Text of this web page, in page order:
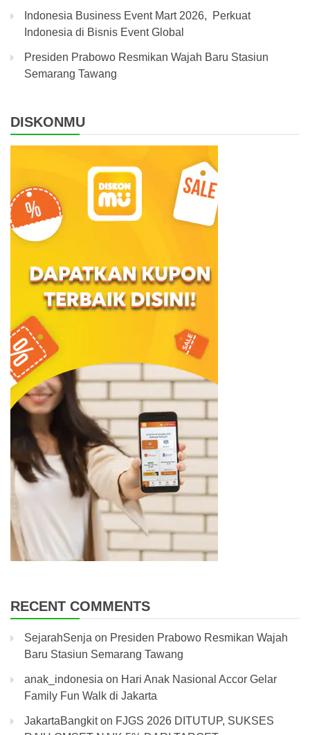
Indonesia Business Event Mart 2026, Perkuat
Indonesia di Bisnis Event Global
Presiden Prabowo Resmikan Wajah Baru Stasiun
Semarang Tawang
DISKONMU
RECENT COMMENTS
SejarahSenja on Presiden Prabowo Resmikan Wajah
Baru Stasiun Semarang Tawang
anak_indonesia on Hari Anak Nasional Accor Gelar
Family Fun Walk di Jakarta
JakartaBangkiton FJGS 2026 DITUTUP, SUKSES